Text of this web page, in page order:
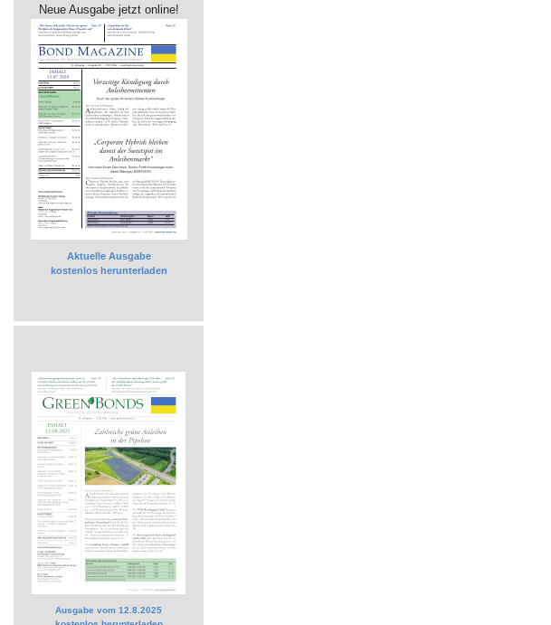
Neue Ausgabe jetzt online!
Aktuelle Ausgabe
kostenlos herunterladen
Ausgabe vom 12.8.2025